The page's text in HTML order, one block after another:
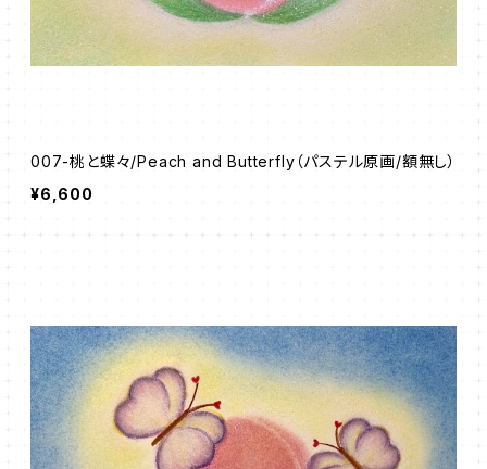
007-桃と蝶々/Peach and Butterfly（パステル原画/額無し）
¥6,600